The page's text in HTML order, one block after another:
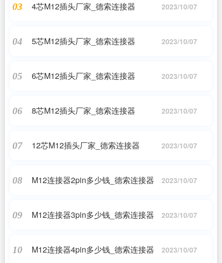
03 4芯M12插头厂家_德索连接器 2023/10/07
04 5芯M12插头厂家_德索连接器 2023/10/07
05 6芯M12插头厂家_德索连接器 2023/10/07
06 8芯M12插头厂家_德索连接器 2023/10/07
07 12芯M12插头厂家_德索连接器 2023/10/07
08 M12连接器2pin多少钱_德索连接器 2023/10/07
09 M12连接器3pin多少钱_德索连接器 2023/10/07
10 M12连接器4pin多少钱_德索连接器 2023/10/07